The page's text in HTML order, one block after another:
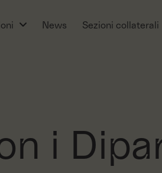
News Sezioni collaterali
i